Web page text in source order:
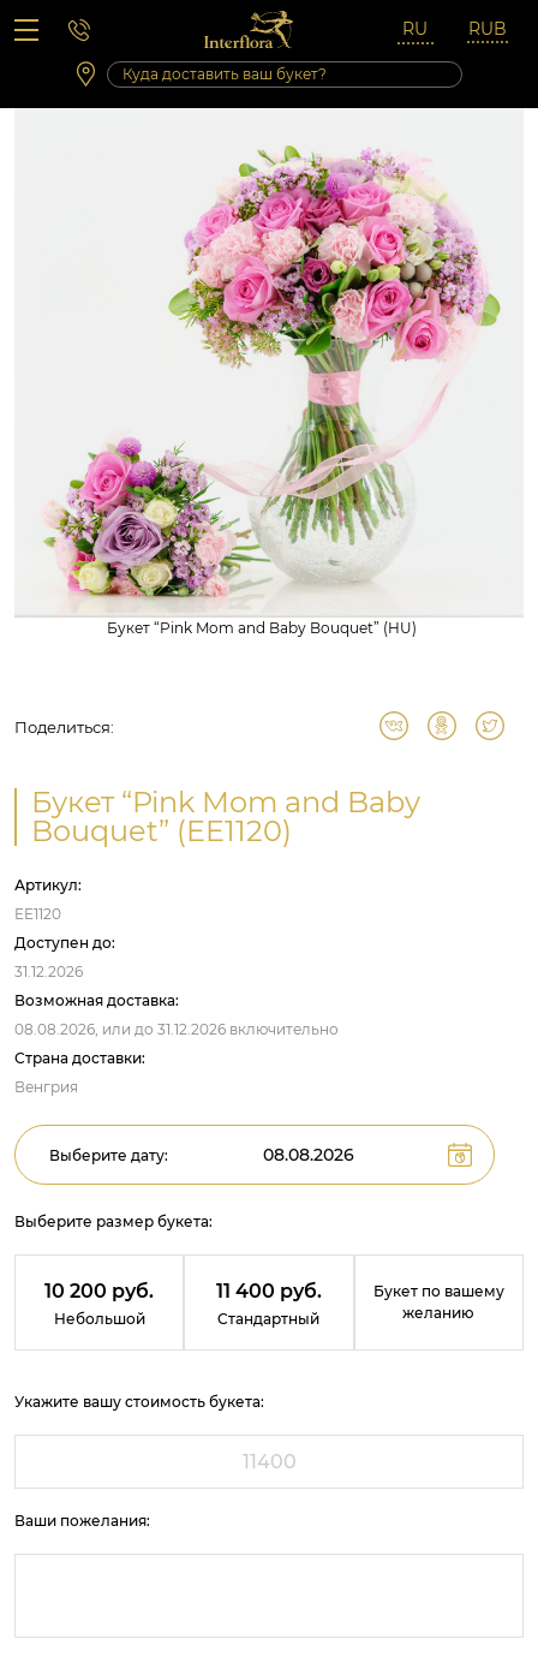
Вопросы-ответы
Сб 10:00 ‐ 14:00
Выходные и праздничные дни
Букет “Pink Mom and Baby Bouquet” (HU)
Поделиться:
Букет “Pink Mom and Baby
Bouquet” (EE1120)
Артикул:
EE1120
Доступен до:
31.12.2026
Возможная доставка:
08.08.2026, или до 31.12.2026 включительно
Страна доставки:
Венгрия
Выберите дату:
Выберите размер букета:
10 200 руб.
Небольшой
11 400 руб.
Стандартный
Букет по вашему
желанию
Укажите вашу стоимость букета:
Ваши пожелания: